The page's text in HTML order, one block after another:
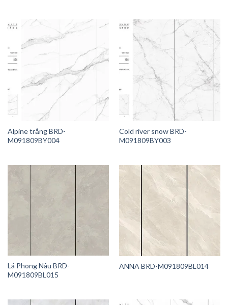
Alpine trắng BRD-
M091809BY004
Cold river snow BRD-
M091809BY003
Lá Phong Nâu BRD-
M091809BL015
ANNA BRD-M091809BL014